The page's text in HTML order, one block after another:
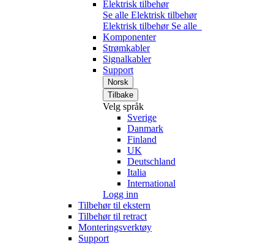
Elektrisk tilbehør
Se alle Elektrisk tilbehør
Elektrisk tilbehør Se alle
Komponenter
Strømkabler
Signalkabler
Support
Norsk
Tilbake
Velg språk
Sverige
Danmark
Finland
UK
Deutschland
Italia
International
Logg inn
Tilbehør til ekstern
Tilbehør til retract
Monteringsverktøy
Support